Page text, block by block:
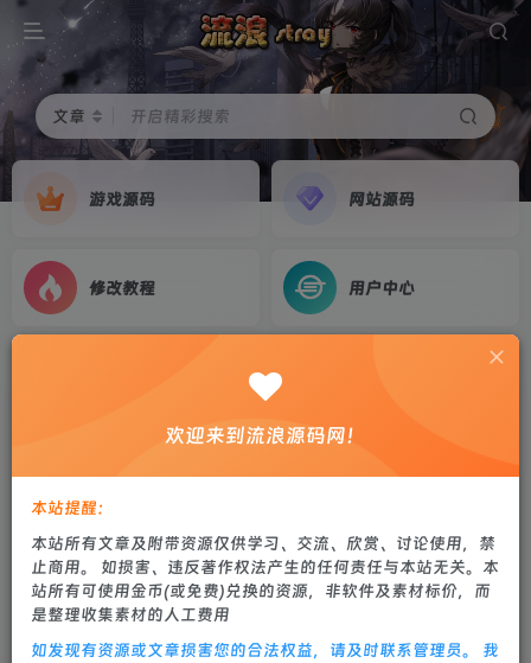
文章 开启精彩搜索
游戏源码 网站源码
修改教程 用户中心
服务端+Linux手工服务端+简易客户端+教程
5个月前更新
0 594 30
欢迎来到流浪源码网！
本站提醒：
本站所有文章及附带资源仅供学习、交流、欣赏、讨论使用，禁
止商用。 如损害、违反著作权法产生的任何责任与本站无关。本
站所有可使用金币(或免费)兑换的资源，非软件及素材标价，而
是整理收集素材的人工费用
如发现有资源或文章损害您的合法权益，请及时联系管理员。 我